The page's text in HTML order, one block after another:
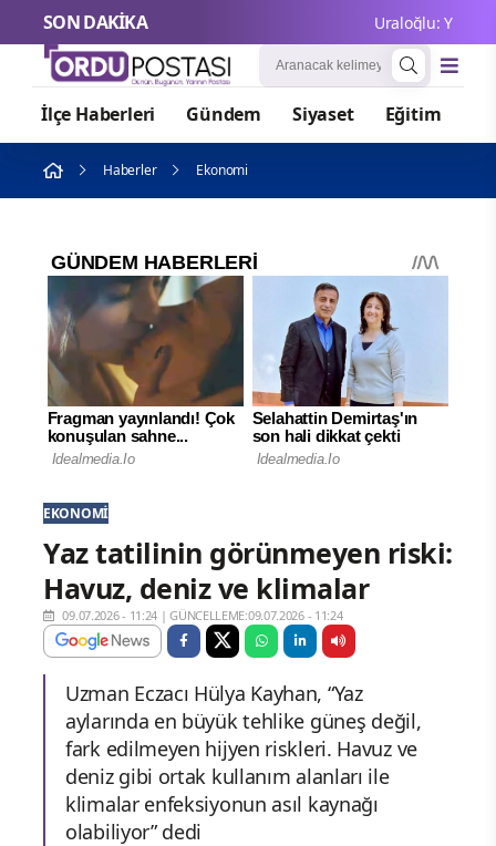
SON DAKİKA Uraloğlu: Yılın ilk
İlçe Haberleri Gündem Siyaset Eğitim
Haberler Ekonomi
EKONOMI
Yaz tatilinin görünmeyen riski:
Havuz, deniz ve klimalar
09.07.2026 - 11:24 |GÜNCELLEME:09.07.2026 - 11:24
Uzman Eczacı Hülya Kayhan, “Yaz
aylarında en büyük tehlike güneş değil,
fark edilmeyen hijyen riskleri. Havuz ve
deniz gibi ortak kullanım alanları ile
klimalar enfeksiyonun asıl kaynağı
olabiliyor” dedi